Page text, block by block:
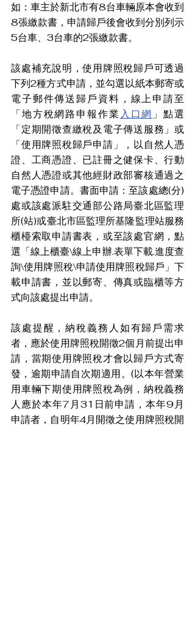
如：車主於新北市有8台車輛原本會收到
8張繳款書，申請歸戶後會收到分別列示
5台車、3台車的2張繳款書。
該處補充說明，使用牌照稅歸戶可透過
下列2種方式申請，並勾選以紙本郵寄或
電子郵件傳送歸戶資料，線上申請至
「地方稅網路申報作業 入口網 」點選
「定期開徵查繳稅及電子傳送服務」或
「使用牌照稅歸戶申請」，以自然人憑
證、工商憑證、已註冊之健保卡、行動
自然人憑證或其他經財政部審核通過之
電子憑證申請。書面申請：至該處總(分)
處或該處派駐交通部公路局臺北區監理
所(站)或臺北市區監理所基隆監理站服務
櫃檯索取申請書表，或至該處官網，點
選「線上櫃臺\線上申辦.表單下載.進度查
詢\使用牌照稅\申請使用牌照稅歸戶」下
載申請書，並以郵寄、傳真或臨櫃等方
式向該處提出申請。
該處提醒，納稅義務人如有歸戶需求
者，應於使用牌照稅開徵2個月前提出申
請，當期使用牌照稅才會以歸戶方式寄
發，逾期申請自次期適用。(以本年營業
用車輛下期使用牌照稅為例，納稅義務
人應於本年7月31日前申請，本年9月
申請者，自明年4月開徵之使用牌照稅開